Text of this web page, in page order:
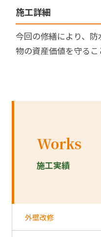
施工詳細
今回の修繕により、
物の資産価値を守るこ
Works
施工実績
外壁改修